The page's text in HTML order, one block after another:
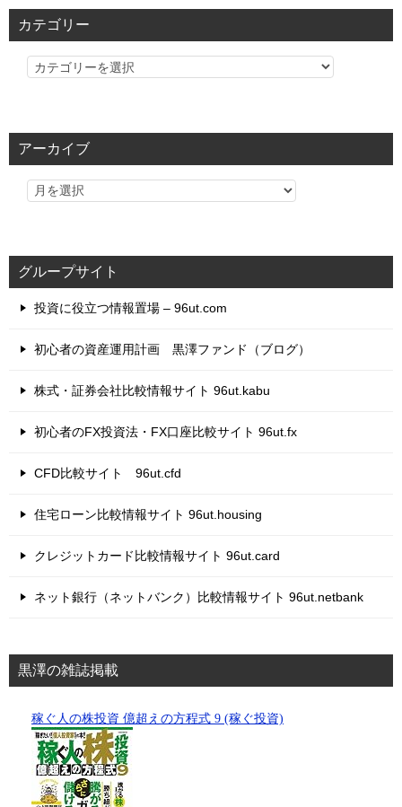
カテゴリー
カ
リ
アーカイブ
グループサイト
投資に役立つ情報置場 – 96ut.com
初心者の資産運用計画 黒澤ファンド（ブログ）
株式・証券会社比較情報サイト 96ut.kabu
初心者のFX投資法・FX口座比較サイト 96ut.fx
CFD比較サイト 96ut.cfd
住宅ローン比較情報サイト 96ut.housing
クレジットカード比較情報サイト 96ut.card
ネット銀行（ネットバンク）比較情報サイト 96ut.netbank
黒澤の雑誌掲載
稼ぐ人の株投資 億超えの方程式 9 (稼ぐ投資)